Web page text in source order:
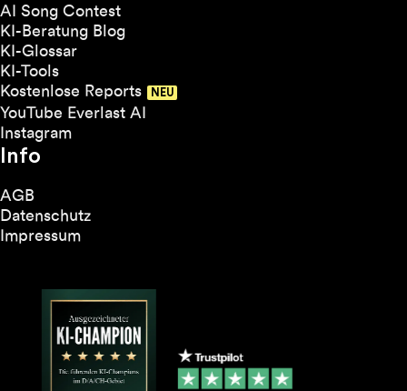
AI Song Contest
KI-Beratung Blog
KI-Glossar
KI-Tools
Kostenlose Reports
YouTube Everlast AI
Instagram
Info
AGB
Datenschutz
Impressum